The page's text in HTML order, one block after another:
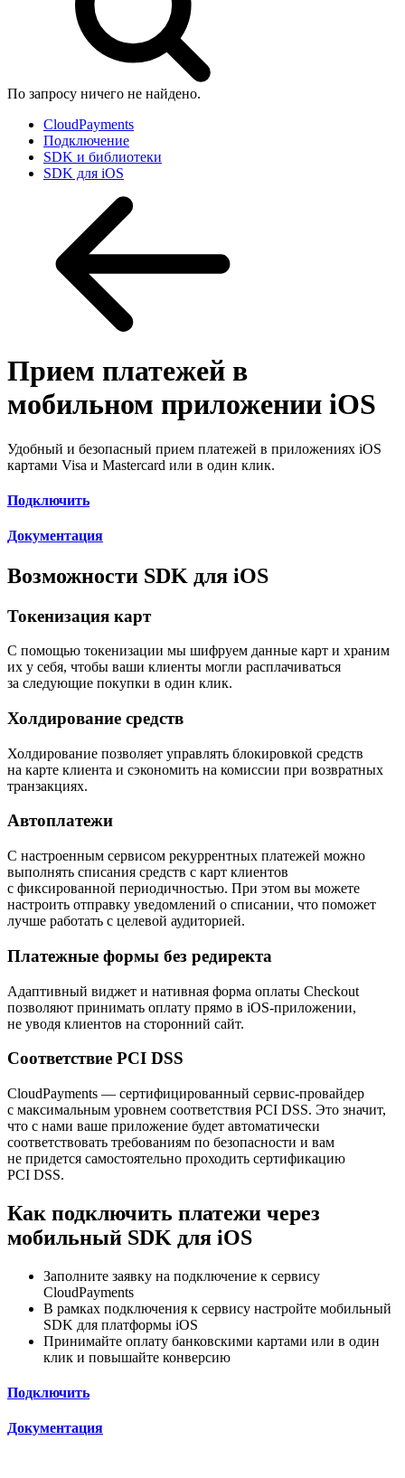
По запросу ничего не найдено.
CloudPayments
Подключение
SDK и библиотеки
SDK для iOS
Прием платежей в
мобильном приложении iOS
Удобный и безопасный прием платежей в приложениях iOS
картами Visa и Mastercard или в один клик.
Подключить
Документация
Возможности SDK для iOS
Токенизация карт
С помощью токенизации мы шифруем данные карт и храним
их у себя, чтобы ваши клиенты могли расплачиваться
за следующие покупки в один клик.
Холдирование средств
Холдирование позволяет управлять блокировкой средств
на карте клиента и сэкономить на комиссии при возвратных
транзакциях.
Автоплатежи
C настроенным сервисом рекуррентных платежей можно
выполнять списания средств с карт клиентов
с фиксированной периодичностью. При этом вы можете
настроить отправку уведомлений о списании, что поможет
лучше работать с целевой аудиторией.
Платежные формы без редиректа
Адаптивный виджет и нативная форма оплаты Checkout
позволяют принимать оплату прямо в iOS-приложении,
не уводя клиентов на сторонний сайт.
Соответствие PCI DSS
CloudPayments — сертифицированный сервис-провайдер
с максимальным уровнем соответствия PCI DSS. Это значит,
что с нами ваше приложение будет автоматически
соответствовать требованиям по безопасности и вам
не придется самостоятельно проходить сертификацию
PCI DSS.
Как подключить платежи через
мобильный SDK для iOS
Заполните заявку на подключение к сервису
CloudPayments
В рамках подключения к сервису настройте мобильный
SDK для платформы iOS
Принимайте оплату банковскими картами или в один
клик и повышайте конверсию
Подключить
Документация